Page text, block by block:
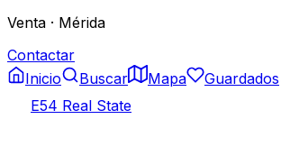
Venta · Mérida
Contactar
Inicio
Buscar Mapa Guardados
E54 Real State